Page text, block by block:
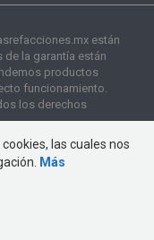
están
la garantía están
productos
funcionamiento.
los derechos
las cuales nos
Más